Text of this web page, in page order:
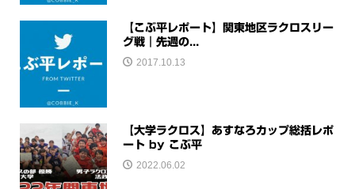
【こぶ平レポート】関東地区ラクロスリー
グ戦｜先週の...
2017.10.13
【大学ラクロス】あすなろカップ総括レポ
ート by こぶ平
2022.06.02